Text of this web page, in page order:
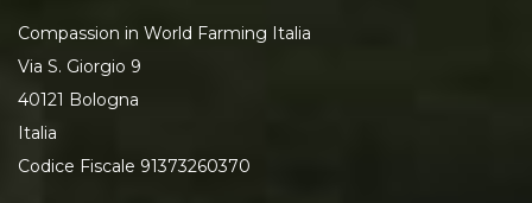
Compassion in World Farming Italia
Via S. Giorgio 9
40121 Bologna
Italia
Codice Fiscale 91373260370